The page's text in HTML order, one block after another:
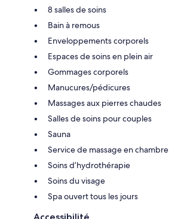
8 salles de soins
Bain à remous
Enveloppements corporels
Espaces de soins en plein air
Gommages corporels
Manucures/pédicures
Massages aux pierres chaudes
Salles de soins pour couples
Sauna
Service de massage en chambre
Soins d’hydrothérapie
Soins du visage
Spa ouvert tous les jours